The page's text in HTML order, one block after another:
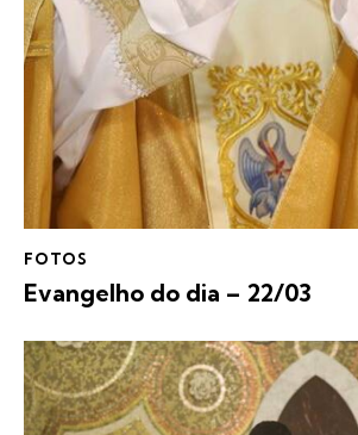
FOTOS
Evangelho do dia – 22/03